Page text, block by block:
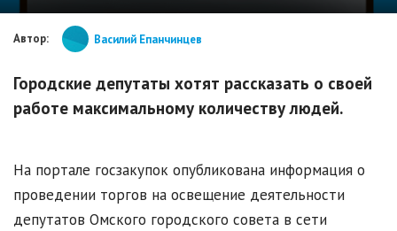
Автор: Василий Епанчинцев
Городские депутаты хотят рассказать о своей
работе максимальному количеству людей.
На портале госзакупок опубликована информация о
проведении торгов на освещение деятельности
депутатов Омского городского совета в сети